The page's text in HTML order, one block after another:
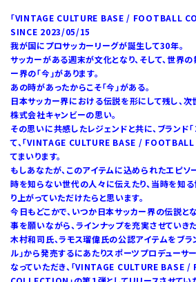
「VINTAGE CULTURE BASE / FOOTBALL
SINCE 2023/05/15
我が国にプロサッカーリーグが誕生して30年。
サッカーがある週末が文化となり、そして、世界
ー界の「今」があります。
あの時があったからこそ「今」がある。
日本サッカー界における伝説を形にして残し、次
株式会社キャンビーの思い。
その思いに共感したレジェンドと共に、ブランド
て、「VINTAGE CULTURE BASE /
てまいります。
もしあなたが、このアイテムに込められたエピソ
時を知らない世代の人々に伝えたり、当時を知
り上がっていただけたらと思います。
今日もどこかで、いつか日本サッカー界の伝説と
事を願いながら、ラインナップを充実させていきた
木村和司氏、ラモス瑠偉氏の公認アイテムをブラ
ル」から発売するにあたりスポーツプロデューサ
なっていただき、「VINTAGE CULTURE BASE